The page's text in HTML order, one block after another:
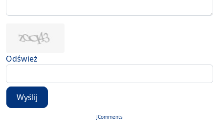
Odśwież
Wyślij
JComments